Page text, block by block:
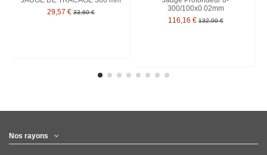
29,57 € 33,60 €
300/100x0.02mm
116,16 € 132,00 €
Nos rayons